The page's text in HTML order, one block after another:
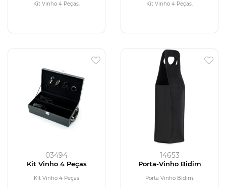
Kit Vinho 4 Peças. Kit Vinho 4 Peças.
03494
Kit Vinho 4 Peças
Kit Vinho 4 Peças
14653
Porta-Vinho Bidim
Porta Vinho Bidim.